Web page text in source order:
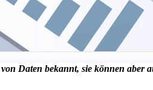
Daten bekannt, sie können aber